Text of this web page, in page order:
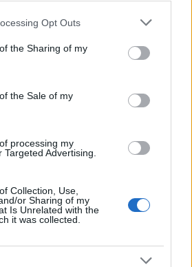
app uses one or more Google
or usage behaviour. You may click to
Google and its third-party tags to
specified purposes in below Google
Opt Outs
the Sharing of my
the Sale of my
processing my
Advertising.
Collection, Use,
or Sharing of my
Is Unrelated with the
it was collected.
tárolja nagyobb értékű